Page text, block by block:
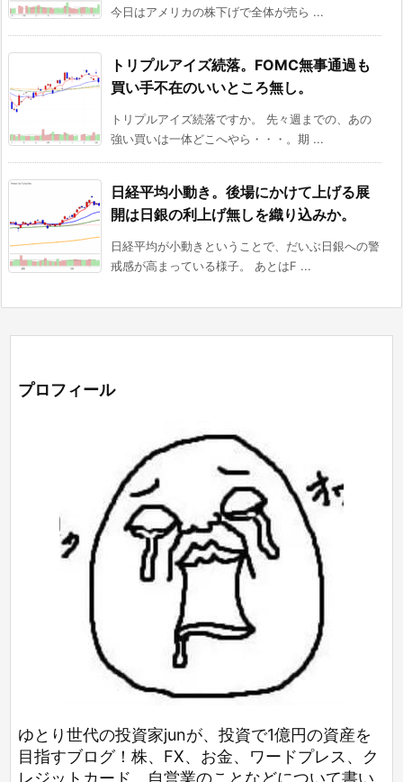
今日はアメリカの株下げで全体が売ら ...
トリプルアイズ続落。FOMC無事通過も
買い手不在のいいところ無し。
トリプルアイズ続落ですか。 先々週までの、あの
強い買いは一体どこへやら・・・。期 ...
日経平均小動き。後場にかけて上げる展
開は日銀の利上げ無しを織り込みか。
日経平均が小動きということで、だいぶ日銀への警
戒感が高まっている様子。 あとはF ...
プロフィール
ゆとり世代の投資家junが、投資で1億円の資産を
目指すブログ！株、FX、お金、ワードプレス、ク
レジットカード、自営業のことなどについて書い